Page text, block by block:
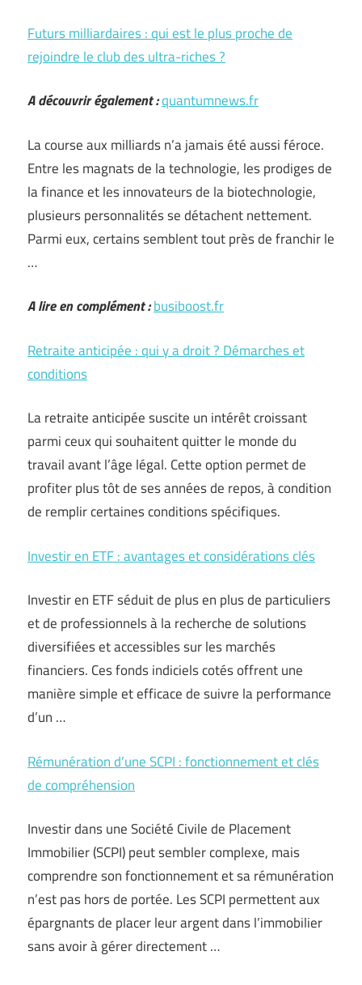
Futurs milliardaires : qui est le plus proche de
rejoindre le club des ultra-riches ?
A découvrir également :quantumnews.fr
La course aux milliards n’a jamais été aussi féroce.
Entre les magnats de la technologie, les prodiges de
la finance et les innovateurs de la biotechnologie,
plusieurs personnalités se détachent nettement.
Parmi eux, certains semblent tout près de franchir le
…
A lire en complément :busiboost.fr
Retraite anticipée : qui y a droit ? Démarches et
conditions
La retraite anticipée suscite un intérêt croissant
parmi ceux qui souhaitent quitter le monde du
travail avant l’âge légal. Cette option permet de
profiter plus tôt de ses années de repos, à condition
de remplir certaines conditions spécifiques.
Investir en ETF : avantages et considérations clés
Investir en ETF séduit de plus en plus de particuliers
et de professionnels à la recherche de solutions
diversifiées et accessibles sur les marchés
financiers. Ces fonds indiciels cotés offrent une
manière simple et efficace de suivre la performance
d’un …
Rémunération d’une SCPI : fonctionnement et clés
de compréhension
Investir dans une Société Civile de Placement
Immobilier (SCPI) peut sembler complexe, mais
comprendre son fonctionnement et sa rémunération
n’est pas hors de portée. Les SCPI permettent aux
épargnants de placer leur argent dans l’immobilier
sans avoir à gérer directement …